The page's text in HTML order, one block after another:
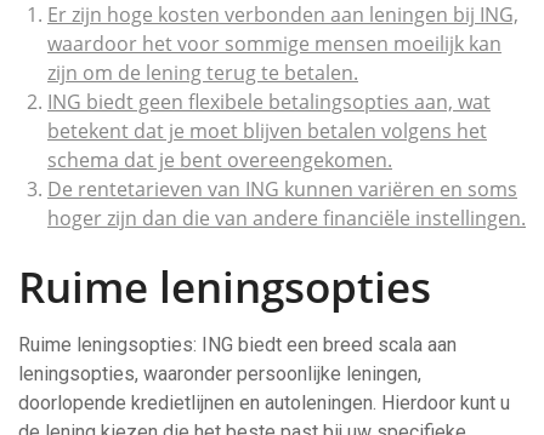
Er zijn hoge kosten verbonden aan leningen bij ING,
waardoor het voor sommige mensen moeilijk kan
zijn om de lening terug te betalen.
ING biedt geen flexibele betalingsopties aan, wat
betekent dat je moet blijven betalen volgens het
schema dat je bent overeengekomen.
De rentetarieven van ING kunnen variëren en soms
hoger zijn dan die van andere financiële instellingen.
Ruime leningsopties
Ruime leningsopties: ING biedt een breed scala aan
leningsopties, waaronder persoonlijke leningen,
doorlopende kredietlijnen en autoleningen. Hierdoor kunt u